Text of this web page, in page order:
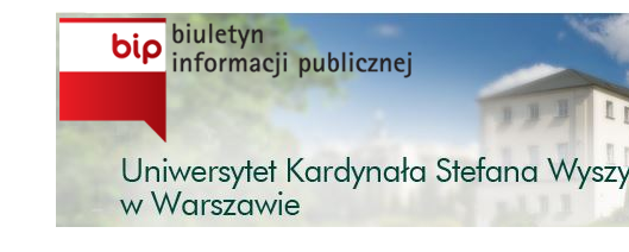
Przejdź do treści